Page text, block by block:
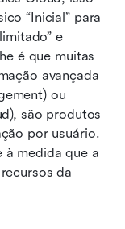
“Inicial” para
e
é que muitas
avançada
são produtos
por usuário.
à medida que a
da